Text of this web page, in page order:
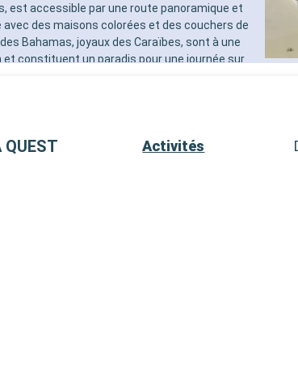
est accessible par une route panoramique et
des maisons colorées et des couchers de
Bahamas, joyaux des Caraïbes, sont à une
constituent un paradis pour une journée sur
Activités